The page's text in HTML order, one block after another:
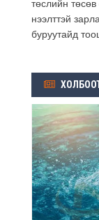
төслийн төсөв
нээлттэй
буруутайд